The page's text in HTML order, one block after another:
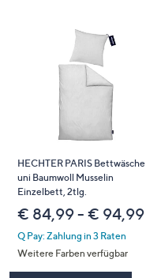
HECHTER PARIS Bettwäsche
uni Baumwoll Musselin
Einzelbett, 2tlg.
€ 84,99 - € 94,99
Q Pay: Zahlung in 3 Raten
Weitere Farben verfügbar